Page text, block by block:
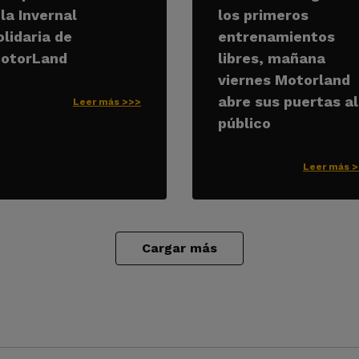
Invernal
de
Leer más >>>
los primeros
entrenamientos
libres, mañana
viernes Motorland
abre sus puertas al
público
Leer más
Cargar más